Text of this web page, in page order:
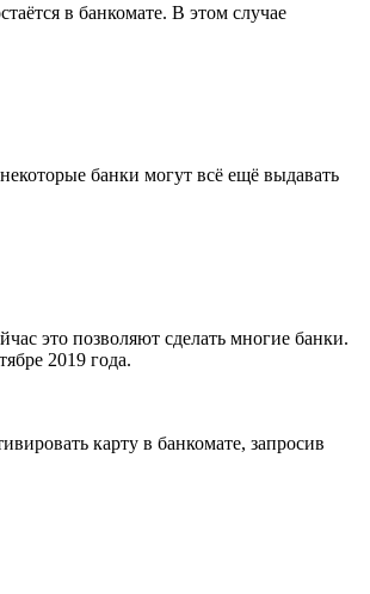
в банкомате. В этом случае
банки могут всё ещё выдавать
это позволяют сделать многие банки.
2019 года.
карту в банкомате, запросив